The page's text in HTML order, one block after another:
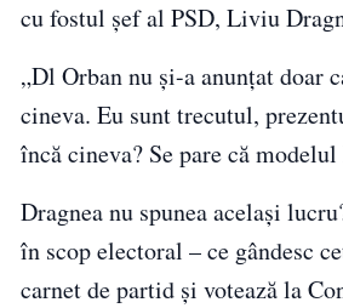
cu fostul şef al PSD, Liviu
„Dl Orban nu şi-a anunţat doar
cineva. Eu sunt trecutul,
încă cineva? Se pare că
Dragnea nu spunea acelaşi
în scop electoral – ce gândesc
carnet de partid şi votează la